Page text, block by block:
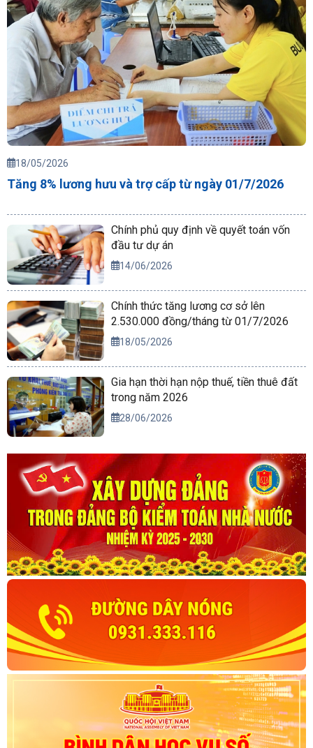
18/05/2026
Tăng 8% lương hưu và trợ cấp từ ngày 01/7/2026
Chính phủ quy định về quyết toán vốn
đầu tư dự án
14/06/2026
Chính thức tăng lương cơ sở lên
2.530.000 đồng/tháng từ 01/7/2026
18/05/2026
Gia hạn thời hạn nộp thuế, tiền thuê đất
trong năm 2026
28/06/2026